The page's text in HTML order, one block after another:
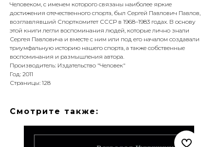
Человеком, с именем которого связаны наиболее яркие
достижения отечественного спорта, был Сергей Павлович Павлов,
возглавлявший Спорткомитет СССР в 1968–1983 годах. В основу
этой книги легли воспоминания людей, которые лично знали
Сергея Павловича и вместе с ним или под его началом создавали
триумфальную историю нашего спорта, а также собственные
воспоминания и размышления автора.
Производитель: Издательство "Человек"
Год: 2011
Страницы: 128
Смотрите также: